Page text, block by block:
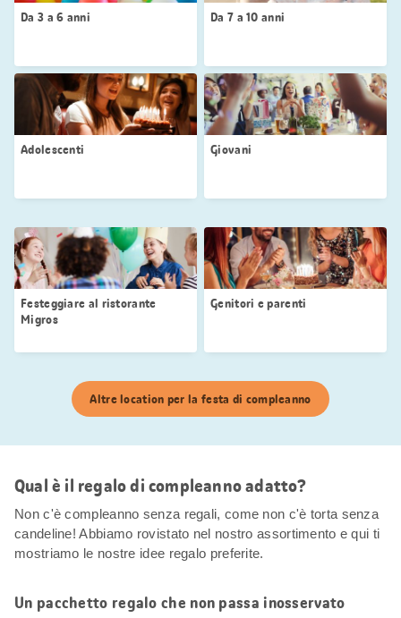
Da 3 a 6 anni Da 7 a 10 anni
Adolescenti Giovani
Festeggiare al ristorante
Migros
Genitori e parenti
Altre location per la festa di compleanno
Qual è il regalo di compleanno adatto?
Non c'è compleanno senza regali, come non c'è torta senza
candeline! Abbiamo rovistato nel nostro assortimento e qui ti
mostriamo le nostre idee regalo preferite.
Un pacchetto regalo che non passa inosservato